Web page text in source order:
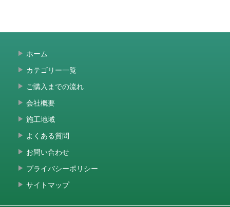
ホーム
カテゴリー一覧
ご購入までの流れ
会社概要
施工地域
よくある質問
お問い合わせ
プライバシーポリシー
サイトマップ